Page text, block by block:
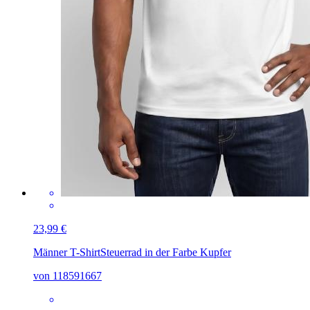
23,99 €
Männer T-ShirtSteuerrad in der Farbe Kupfer
von 118591667